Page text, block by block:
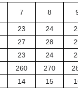
7 8
23 24
27 28
23 24
260 270
14 15